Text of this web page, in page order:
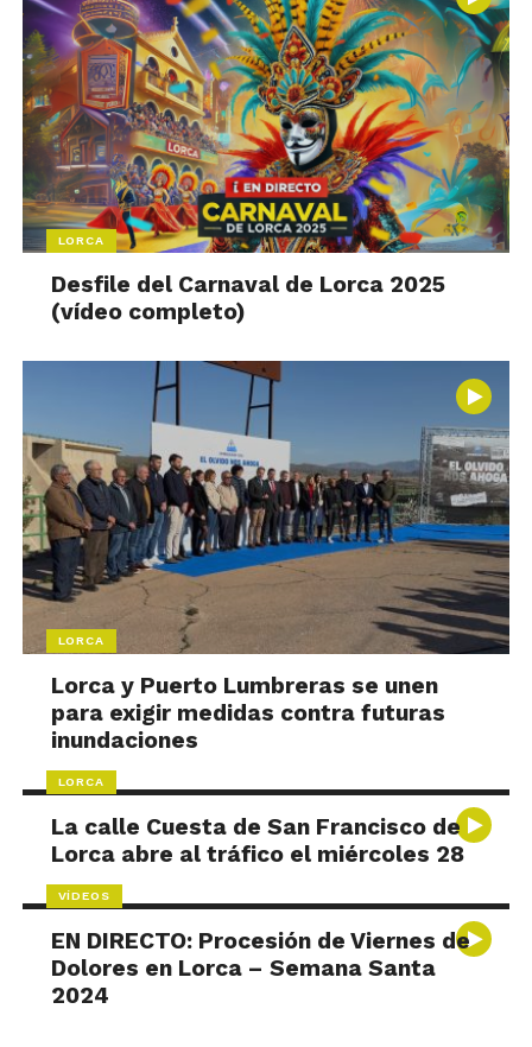
LORCA
Desfile del Carnaval de Lorca 2025
(vídeo completo)
LORCA
Lorca y Puerto Lumbreras se unen
para exigir medidas contra futuras
inundaciones
LORCA
La calle Cuesta de San Francisco de
Lorca abre al tráfico el miércoles 28
VÍDEOS
EN DIRECTO: Procesión de Viernes de
Dolores en Lorca – Semana Santa
2024